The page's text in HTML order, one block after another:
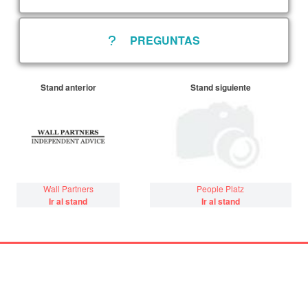
PREGUNTAS
Stand anterior
Wall Partners
Ir al stand
Stand siguiente
People Platz
Ir al stand